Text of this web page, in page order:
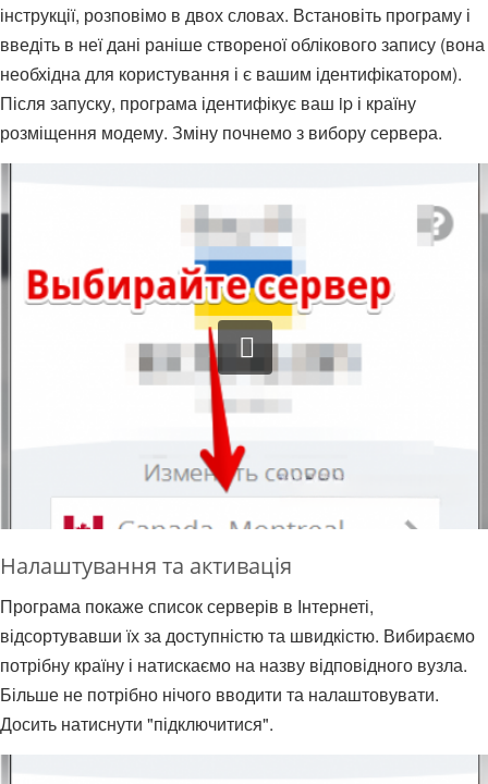
інструкції, розповімо в двох словах. Встановіть програму і
введіть в неї дані раніше створеної облікового запису (вона
необхідна для користування і є вашим ідентифікатором).
Після запуску, програма ідентифікує ваш ip і країну
розміщення модему. Зміну почнемо з вибору сервера.
Налаштування та активація
Програма покаже список серверів в Інтернеті,
відсортувавши їх за доступністю та швидкістю. Вибираємо
потрібну країну і натискаємо на назву відповідного вузла.
Більше не потрібно нічого вводити та налаштовувати.
Досить натиснути "підключитися".